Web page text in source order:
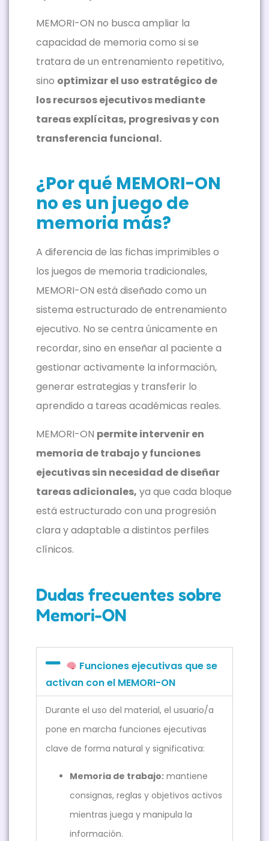
MEMORI-ON no busca ampliar la
capacidad de memoria como si se
tratara de un entrenamiento repetitivo,
sino optimizar el uso estratégico de
los recursos ejecutivos mediante
tareas explícitas, progresivas y con
transferencia funcional.
¿Por qué MEMORI-ON
no es un juego de
memoria más?
A diferencia de las fichas imprimibles o
los juegos de memoria tradicionales,
MEMORI-ON está diseñado como un
sistema estructurado de entrenamiento
ejecutivo. No se centra únicamente en
recordar, sino en enseñar al paciente a
gestionar activamente la información,
generar estrategias y transferir lo
aprendido a tareas académicas reales.
MEMORI-ON permite intervenir en
memoria de trabajo y funciones
ejecutivas sin necesidad de diseñar
tareas adicionales, ya que cada bloque
está estructurado con una progresión
clara y adaptable a distintos perfiles
clínicos.
Dudas frecuentes sobre
Memori-ON
Funciones ejecutivas que se
activan con el MEMORI-ON
Durante el uso del material, el usuario/a
pone en marcha funciones ejecutivas
clave de forma natural y significativa:
Memoria de trabajo: mantiene
consignas, reglas y objetivos activos
mientras juega y manipula la
información.